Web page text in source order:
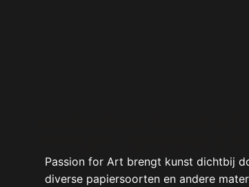
Passion for Art brengt kunst dichtbij
diverse papiersoorten en andere